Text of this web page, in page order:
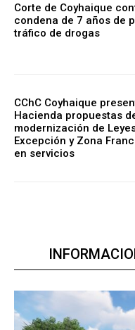
Corte de Coyhaique
condena de 7 años de
tráfico de drogas
CChC Coyhaique
Hacienda propuestas
modernización de
Excepción y Zona
en servicios